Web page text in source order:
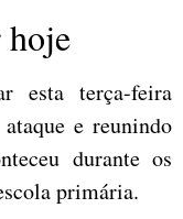
hoje
esta terça-feira
e reunindo
durante os
primária.